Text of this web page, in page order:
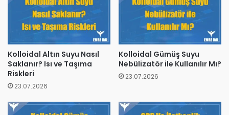
Kolloidal Altın Suyu Nasıl
Saklanır? Isı ve Taşıma
Riskleri
23.07.2026
Kolloidal Gümüş Suyu
Nebülizatör ile Kullanılır Mı?
23.07.2026